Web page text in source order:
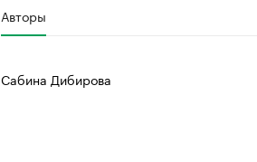
Авторы
Сабина Дибирова